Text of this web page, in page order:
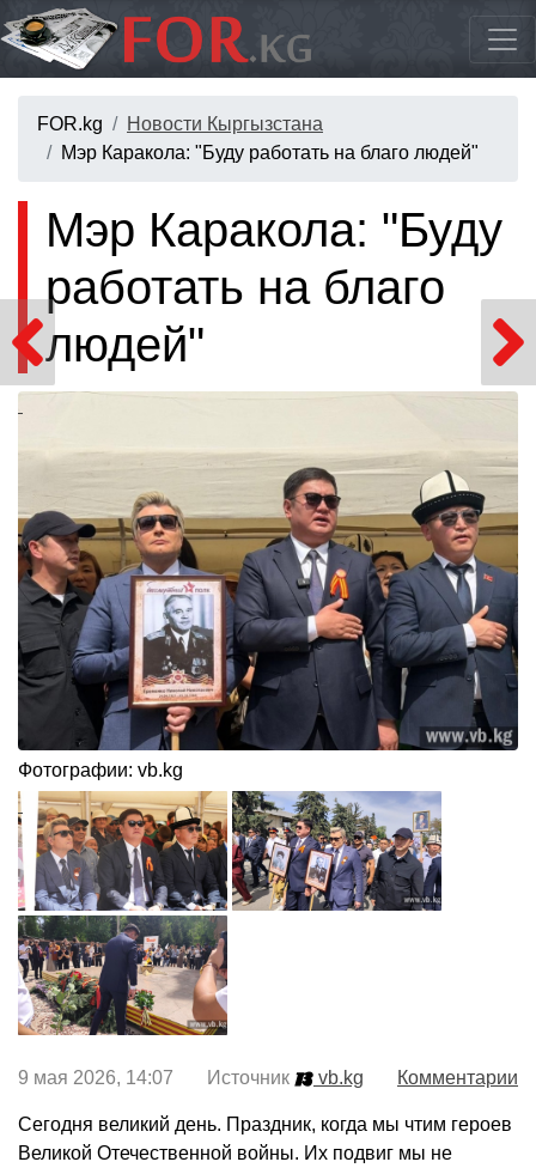
FOR.kg
Новости Кыргызстана
Мэр Каракола: "Буду работать на благо людей"
Мэр Каракола: "Буду
работать на благо
людей"
Фотографии: vb.kg
9 мая 2026, 14:07 Источник vb.kg Комментарии
Сегодня великий день. Праздник, когда мы чтим героев
Великой Отечественной войны. Их подвиг мы не